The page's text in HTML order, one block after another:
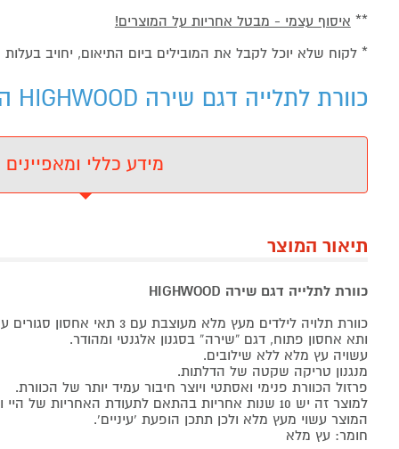
** איסוף עצמי - מבטל אחריות על המוצרים!
* לקוח שלא יוכל לקבל את המובילים ביום התיאום, יחויב בעלות של
כוורת לתלייה דגם שירה HIGHWOOD הייווד - מידע נוסף
מידע כללי ומאפיינים
תיאור המוצר
כוורת לתלייה דגם שירה HIGHWOOD
כוורת תלויה לילדים מעץ מלא מעוצבת עם 3 תאי אחסון סגורים עם דלתות
ותא אחסון פתוח, דגם “שירה” בסגנון אלגנטי ומהודר.
עשויה עץ מלא ללא שילובים.
מנגנון טריקה שקטה של הדלתות.
פרזול הכוורת פנימי ואסתטי ויוצר חיבור עמיד יותר של הכוורת.
למוצר זה יש 10 שנות אחריות בהתאם לתעודת האחריות של היי ווד.
המוצר עשוי מעץ מלא ולכן תתכן הופעת ‘עיניים’.
חומר: עץ מלא